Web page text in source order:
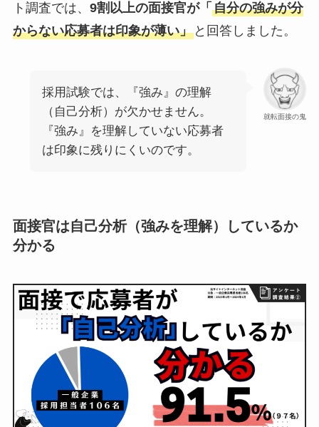
ト調査では、 9割以上の面接官が「 自分の強みが分
からない応募者は印象が薄い」と回答しました。
就転面接の鬼
採用試験では、『強み』の理解
（自己分析）が欠かせません。
『強み』を理解していない応募者
は印象に残りにくいのです。
面接官は自己分析（強みを理解）しているか
分かる